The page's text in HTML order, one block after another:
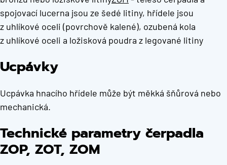
spojovací lucerna jsou ze šedé litiny, hřídele jsou
z uhlíkové oceli (povrchově kalené), ozubená kola
z uhlíkové oceli a ložisková poudra z legované litiny
Ucpávky
Ucpávka hnacího hřídele může být měkká šňůrová nebo
mechanická.
Technické parametry čerpadla
ZOP, ZOT, ZOM